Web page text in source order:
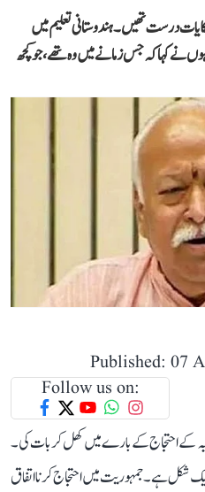
درست تھیں۔ ہندوستانی تعلیم میں
نے کہا کہ جس زمانے میں وہ تھے،جو کچھ
Published: 07
Follow us on:
کے احتجاج کے بارے میں کھل کر بات کی۔
ہے۔ جمہوریت میں احتجاج کرنا اتفاق